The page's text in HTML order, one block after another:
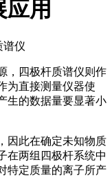
应用
谱仪
，四极杆质谱仪则作
为直接测量仪器使
生的数据量要显著小
因此在确定未知物质
在两组四极杆系统中
特定质量的离子所产